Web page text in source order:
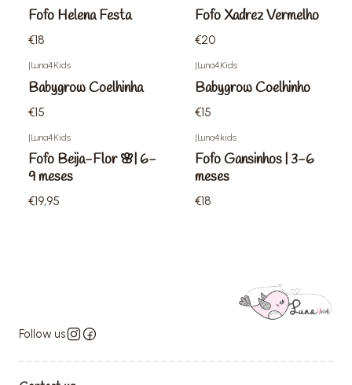
Fofo Helena Festa
€18
Fofo Xadrez Vermelho
€20
|Luna4Kids
Babygrow Coelhinha
€15
|Luna4Kids
Babygrow Coelhinho
€15
|Luna4Kids
Fofo Beija-Flor 🌸| 6-
9 meses
€19,95
|Luna4kids
Fofo Gansinhos | 3-6
meses
€18
Follow us